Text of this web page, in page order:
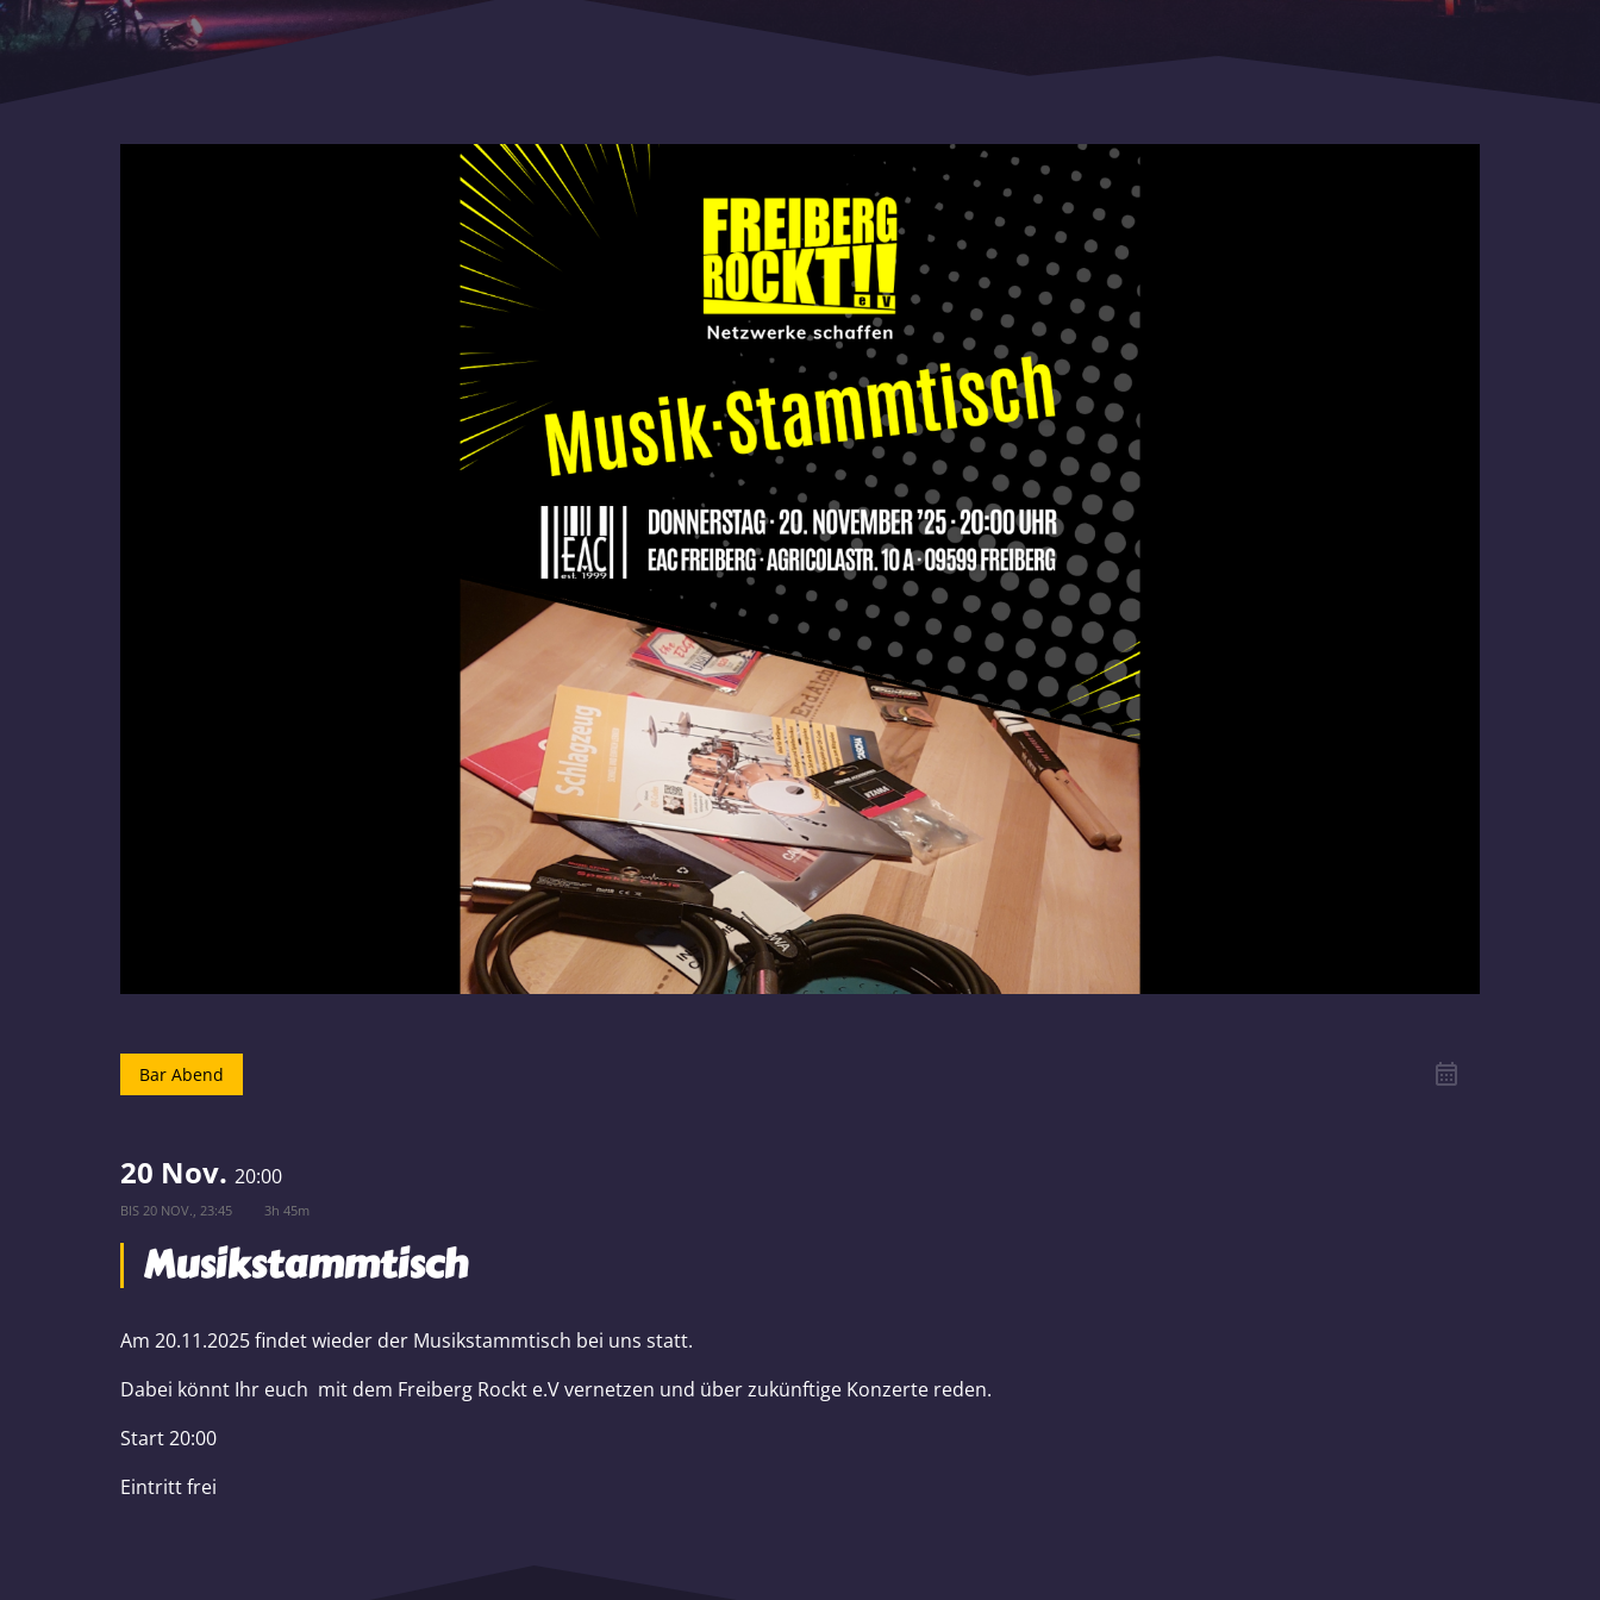
Bar Abend
20 Nov. 20:00
BIS 20 NOV., 23:45 3h 45m
Musikstammtisch
Am 20.11.2025 findet wieder der Musikstammtisch bei uns statt.
Dabei könnt Ihr euch mit dem Freiberg Rockt e.V vernetzen und über zukünftige Konzerte reden.
Start 20:00
Eintritt frei